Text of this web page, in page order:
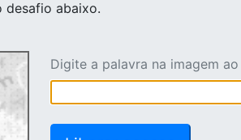
desafio abaixo.
Digite a palavra na imagem